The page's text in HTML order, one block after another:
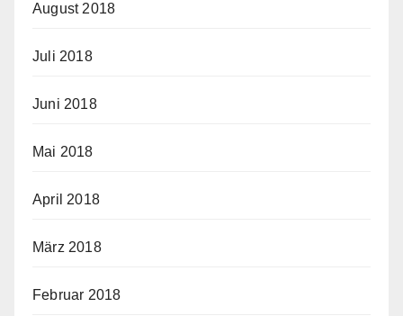
August 2018
Juli 2018
Juni 2018
Mai 2018
April 2018
März 2018
Februar 2018